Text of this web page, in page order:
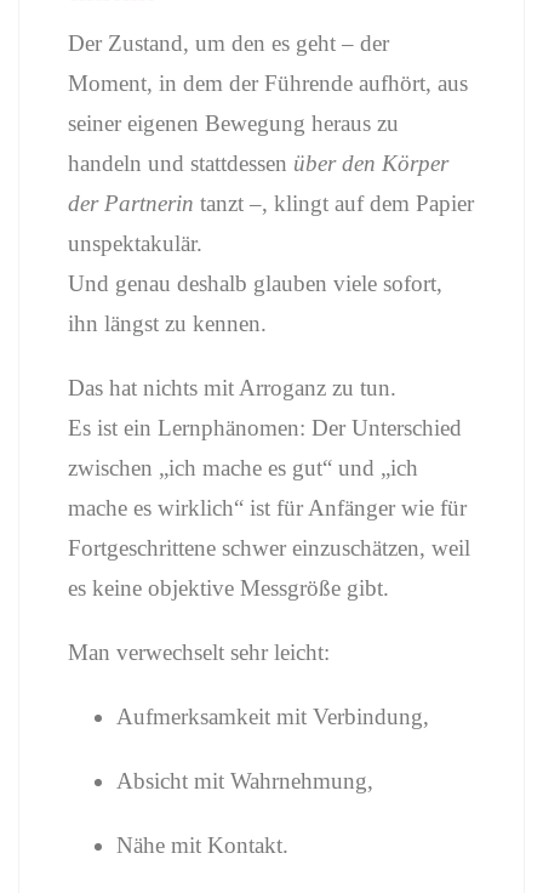
Der Zustand, um den es geht – der
Moment, in dem der Führende aufhört, aus
seiner eigenen Bewegung heraus zu
handeln und stattdessen über den Körper
der Partnerin tanzt –, klingt auf dem Papier
unspektakulär.
Und genau deshalb glauben viele sofort,
ihn längst zu kennen.
Das hat nichts mit Arroganz zu tun.
Es ist ein Lernphänomen: Der Unterschied
zwischen „ich mache es gut“ und „ich
mache es wirklich“ ist für Anfänger wie für
Fortgeschrittene schwer einzuschätzen, weil
es keine objektive Messgröße gibt.
Man verwechselt sehr leicht:
Aufmerksamkeit mit Verbindung,
Absicht mit Wahrnehmung,
Nähe mit Kontakt.